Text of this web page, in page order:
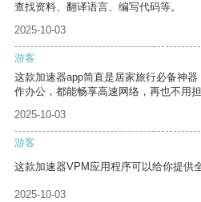
查找资料、翻译语言、编写代码等。
2025-10-03
游客
这款加速器app简直是居家旅行必备神
作办公，都能畅享高速网络，再也不用担
2025-10-03
游客
这款加速器VPM应用程序可以给你提供
2025-10-03